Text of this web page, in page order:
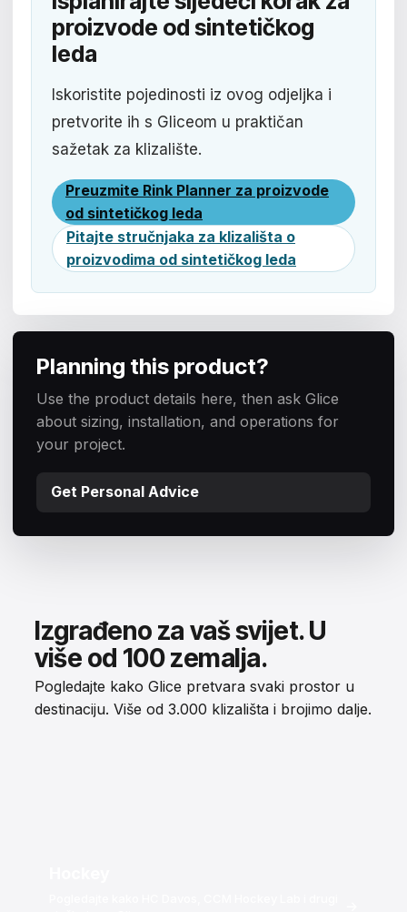
proizvode od sintetičkog
leda
Iskoristite pojedinosti iz ovog odjeljka i
pretvorite ih s Gliceom u praktičan
sažetak za klizalište.
Preuzmite Rink Planner za proizvode
od sintetičkog leda
Pitajte stručnjaka za klizališta o
proizvodima od sintetičkog leda
Planning this product?
Use the product details here, then ask Glice
about sizing, installation, and operations for
your project.
Get Personal Advice
Izgrađeno za vaš svijet. U
više od 100 zemalja.
Pogledajte kako Glice pretvara svaki prostor u
destinaciju. Više od 3.000 klizališta i brojimo dalje.